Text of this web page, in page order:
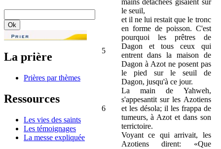
La prière
Prières par thèmes
Ressources
Les vies des saints
Les témoignages
La messe expliquée
le seuil,
5
et il ne lui restait que le tronc
en forme de poisson. C'est
pourquoi les prêtres de
Dagon et tous ceux qui
entrent dans la maison de
Dagon à Azot ne posent pas
le pied sur le seuil de
Dagon, jusqu'à ce jour.
6
La main de Yahweh,
s'appesantit sur les Azotiens
et les désola; il les frappa de
tumeurs, à Azot et dans son
terrictoire.
Voyant ce qui arrivait, les
Azotiens dirent: «Que